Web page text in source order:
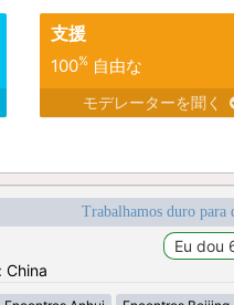
支援
100%自由な
モデレーターを聞く
Trabalhamos duro
China